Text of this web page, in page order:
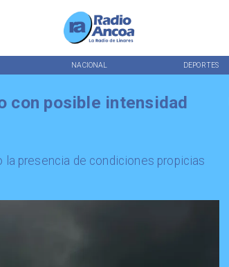
NACIONAL DEPORTES
con posible intensidad
la presencia de condiciones propicias